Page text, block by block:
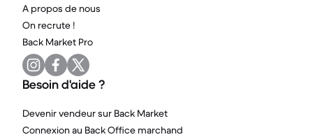
A propos de nous
On recrute !
Back Market Pro
Besoin d'aide ?
Devenir vendeur sur Back Market
Connexion au Back Office marchand